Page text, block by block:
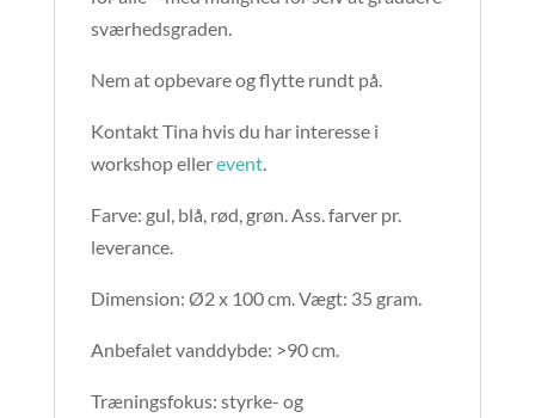
sværhedsgraden.
Nem at opbevare og flytte rundt på.
Kontakt Tina hvis du har interesse i
workshop ellerevent.
Farve: gul, blå, rød, grøn. Ass. farver pr.
leverance.
Dimension: Ø2 x 100 cm. Vægt: 35 gram.
Anbefalet vanddybde: >90 cm.
Træningsfokus: styrke- og